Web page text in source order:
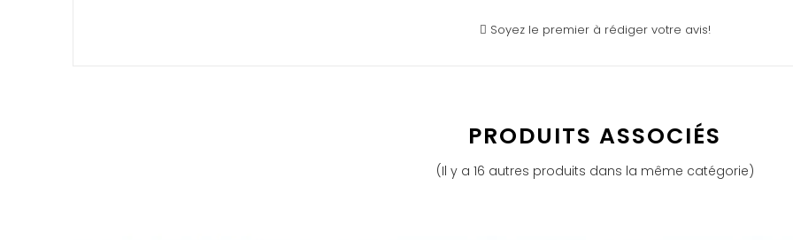
Soyez le premier à rédiger votre avis!
PRODUITS ASSOCIÉS
(Il y a 16 autres produits dans la même catégorie)